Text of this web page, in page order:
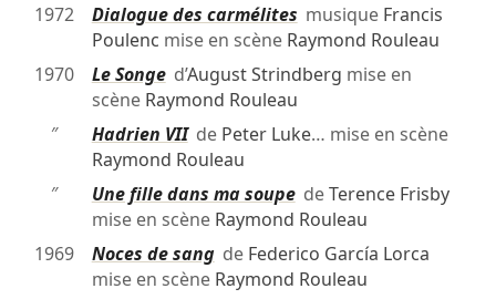
1972
Dialogue des carmélites musique Francis
Poulenc mise en scène Raymond Rouleau
1970
Le Songed’August Strindberg mise en
scène Raymond Rouleau
″
Hadrien VIIde Peter Luke… mise en scène
Raymond Rouleau
″
Une fille dans ma soupedeTerence Frisby
mise en scène Raymond Rouleau
1969
Noces de sangde Federico García Lorca
mise en scène Raymond Rouleau